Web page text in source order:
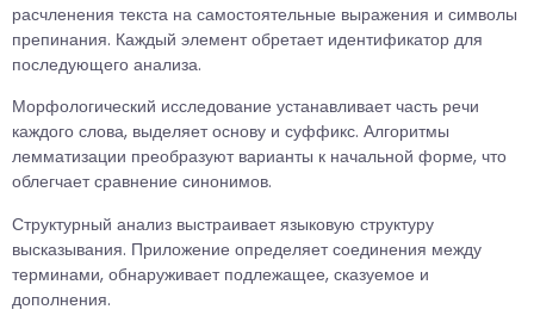
расчленения текста на самостоятельные выражения и символы
препинания. Каждый элемент обретает идентификатор для
последующего анализа.
Морфологический исследование устанавливает часть речи
каждого слова, выделяет основу и суффикс. Алгоритмы
лемматизации преобразуют варианты к начальной форме, что
облегчает сравнение синонимов.
Структурный анализ выстраивает языковую структуру
высказывания. Приложение определяет соединения между
терминами, обнаруживает подлежащее, сказуемое и
дополнения.